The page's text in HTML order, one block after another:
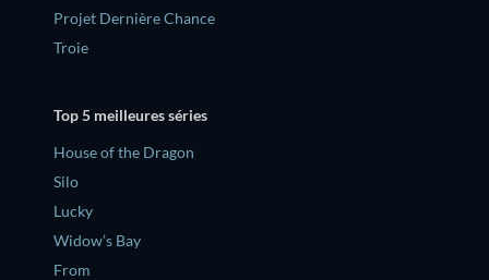
Projet Dernière Chance
Troie
Top 5 meilleures séries
House of the Dragon
Silo
Lucky
Widow’s Bay
From